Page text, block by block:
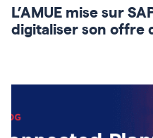
L’AMUE mise sur
digitaliser son offre